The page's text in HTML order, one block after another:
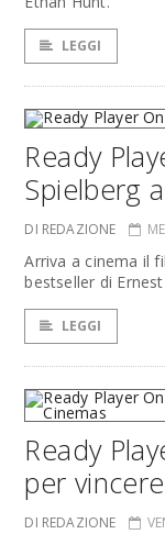
LEGGI
Ready
Spielberg
DI REDAZIONE
Arriva a cinema il
bestseller di Ernest
LEGGI
Ready
per
DI REDAZIONE